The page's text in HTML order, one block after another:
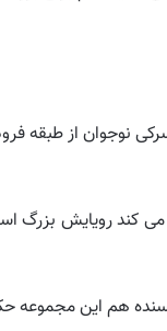
اما نقطه عطف سال ۱۳۵۳ بود وقتی که مجید
کند رویایش بزرگ
هم این مجموعه حکم